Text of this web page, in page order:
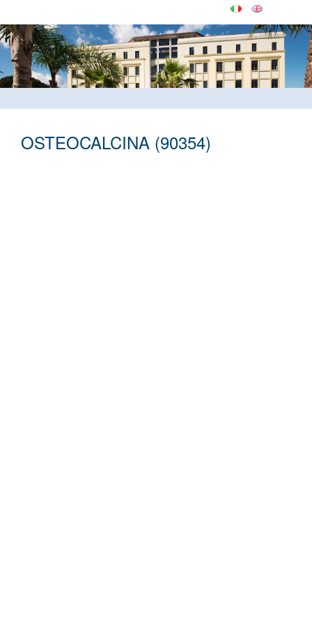
OSTEOCALCINA (90354)